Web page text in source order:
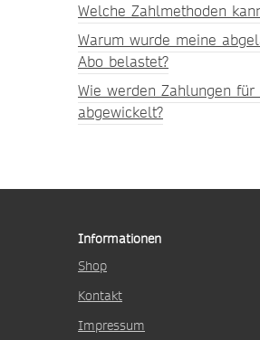
Welche Zahlmethoden
Warum wurde meine
Abo belastet?
Wie werden Zahlungen
abgewickelt?
Informationen
Shop
Kontakt
Impressum